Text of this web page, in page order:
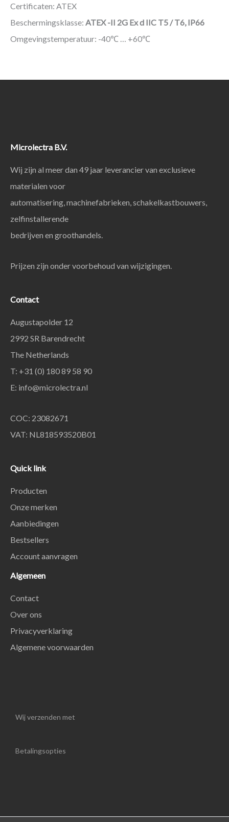
Certificaten: ATEX
Beschermingsklasse: ATEX -II 2G Ex d IIC T5 / T6, IP66
Omgevingstemperatuur: -40℃ … +60℃
Microlectra B.V.
Wij zijn al meer dan 49 jaar leverancier van exclusieve
materialen voor
automatisering, machinefabrieken, schakelkastbouwers,
zelfinstallerende
bedrijven en groothandels.
Prijzen zijn onder voorbehoud van wijzigingen.
Contact
Augustapolder 12
2992 SR Barendrecht
The Netherlands
T: +31 (0) 180 89 58 90
E: info@microlectra.nl
COC: 23082671
VAT: NL818593520B01
Quick link
Producten
Onze merken
Aanbiedingen
Bestsellers
Account aanvragen
Algemeen
Contact
Over ons
Privacyverklaring
Algemene voorwaarden
Wij verzenden met
Betalingsopties